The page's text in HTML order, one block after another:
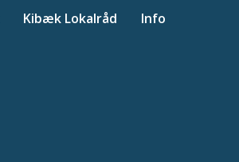
Kibæk Lokalråd Info